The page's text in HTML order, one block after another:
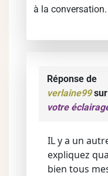
à la conversation.
Réponse de
verlaine99sur
votre
IL y a un
expliquez
bien tous